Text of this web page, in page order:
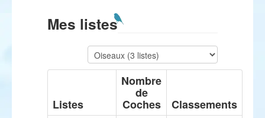
Mes listes
Listes
Nombre
de
Coches Classements